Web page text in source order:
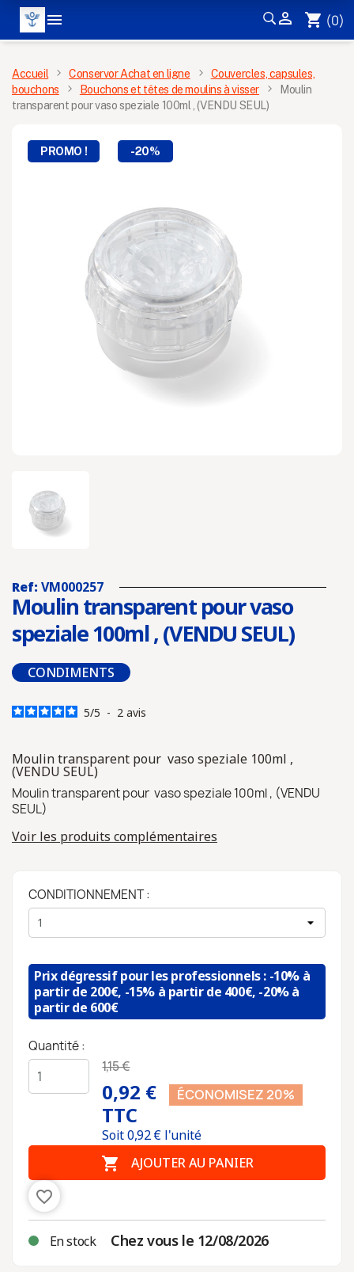
  shopping_cart (0)
MENU
Accueil Conservor Achat en ligne
Couvercles, capsules,
bouchons
Bouchons et têtes de moulins à visser
Moulin
transparent pour vaso speziale 100ml , (VENDU SEUL)
PROMO ! -20%
Ref: VM000257
Moulin transparent pour vaso
speziale 100ml , (VENDU SEUL)
CONDIMENTS
5/5 - 2 avis
Moulin transparent pour vaso speziale 100ml ,
(VENDU SEUL)
Moulin transparent pour vaso speziale 100ml , (VENDU
SEUL)
Voir les produits complémentaires
CONDITIONNEMENT :
Prix dégressif pour les professionnels : -10% à
partir de 200€, -15% à partir de 400€, -20% à
partir de 600€
Quantité :
1,15 €
0,92 € ÉCONOMISEZ 20%
TTC
Soit0,92€ l'unité
 AJOUTER AU PANIER
favorite_border
En stock Chez vous le 12/08/2026